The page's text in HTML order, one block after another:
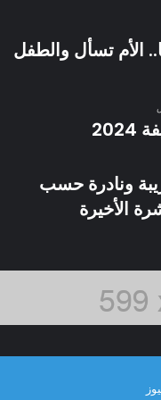
الأم تسأل والطفل
ونادرة حسب
الأخيرة